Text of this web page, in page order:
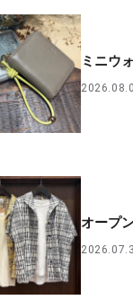
ミニウ
オープ